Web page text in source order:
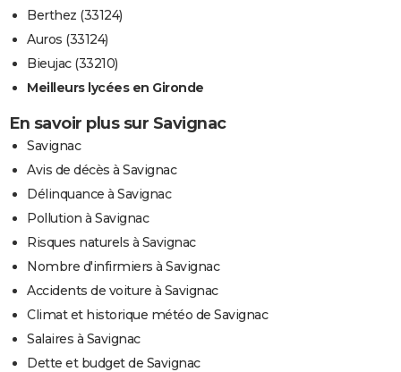
Berthez (33124)
Auros (33124)
Bieujac (33210)
Meilleurs lycées en Gironde
En savoir plus sur Savignac
Savignac
Avis de décès à Savignac
Délinquance à Savignac
Pollution à Savignac
Risques naturels à Savignac
Nombre d'infirmiers à Savignac
Accidents de voiture à Savignac
Climat et historique météo de Savignac
Salaires à Savignac
Dette et budget de Savignac